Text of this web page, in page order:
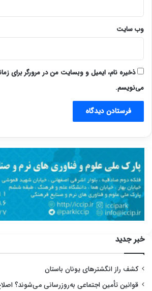
وب‌ سایت
ذخیره نام، ایمیل و وبسایت من در مرورگر برای
می‌نویسم.
خبر جدید
کشف راز انگشترهای یونان باستان
قوانین تأمین اجتماعی به‌روزرسانی می‌شوند؟